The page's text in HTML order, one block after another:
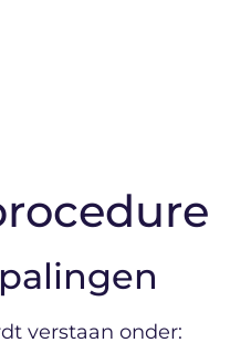
verstaan onder: